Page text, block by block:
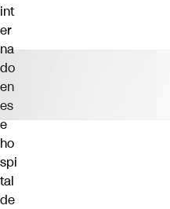
int
er
na
do
en
es
e
ho
spi
tal
de